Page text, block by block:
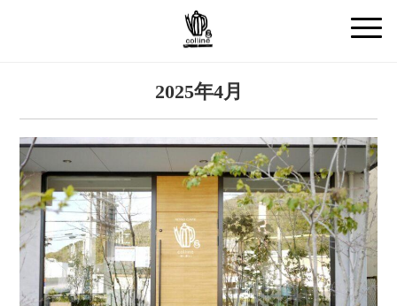
2025年4月